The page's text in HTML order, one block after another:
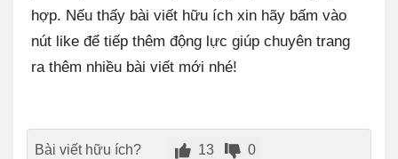
hợp. Nếu thấy bài viết hữu ích xin hãy bấm vào
nút like để tiếp thêm động lực giúp chuyên trang
ra thêm nhiều bài viết mới nhé!
Bài viết hữu ích? 13 0